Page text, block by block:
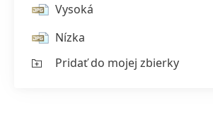
Vysoká
Nízka
Pridať do mojej zbierky